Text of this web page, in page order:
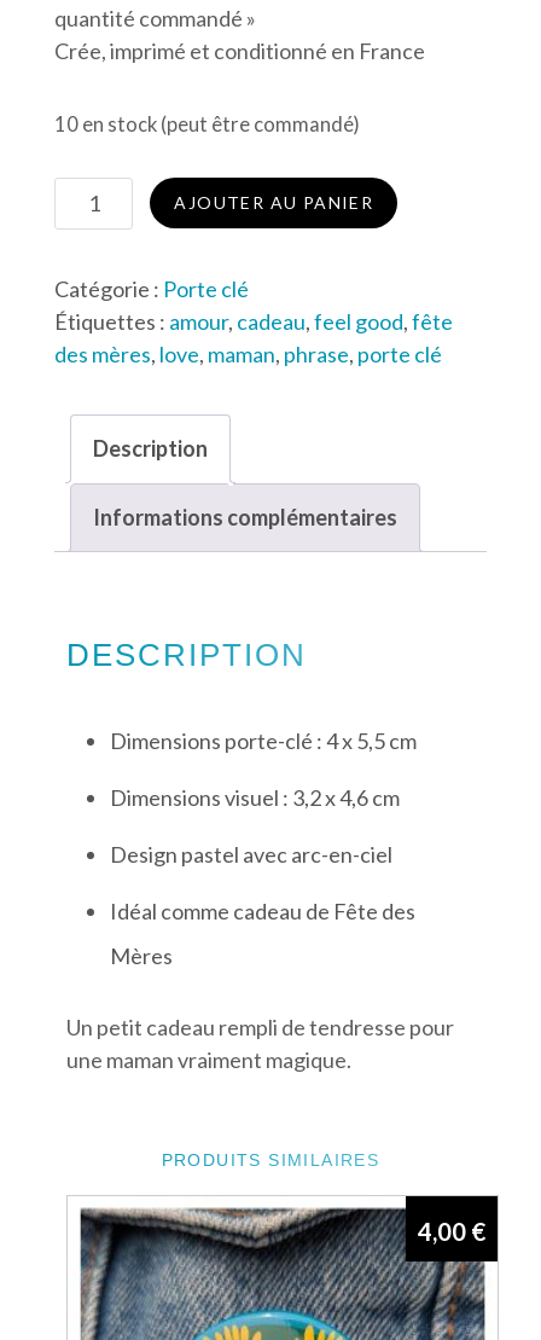
quantité commandé »
Crée, imprimé et conditionné en France
10 en stock (peut être commandé)
quantité
de
clé
Maman
Magique
AJOUTER AU PANIER
Catégorie : Porte clé
Étiquettes : amour, cadeau,feel good,fête
des mères, love, maman, phrase, porte clé
Description
Informations complémentaires
DESCRIPTION
Dimensions porte-clé : 4 x 5,5 cm
Dimensions visuel : 3,2 x 4,6 cm
Design pastel avec arc-en-ciel
Idéal comme cadeau de Fête des
Mères
Un petit cadeau rempli de tendresse pour
une maman vraiment magique.
PRODUITS SIMILAIRES
4,00 €